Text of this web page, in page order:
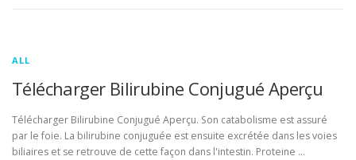
ALL
Télécharger Bilirubine Conjugué Aperçu
Télécharger Bilirubine Conjugué Aperçu. Son catabolisme est assuré
par le foie. La bilirubine conjuguée est ensuite excrétée dans les voies
biliaires et se retrouve de cette façon dans l'intestin. Proteine …